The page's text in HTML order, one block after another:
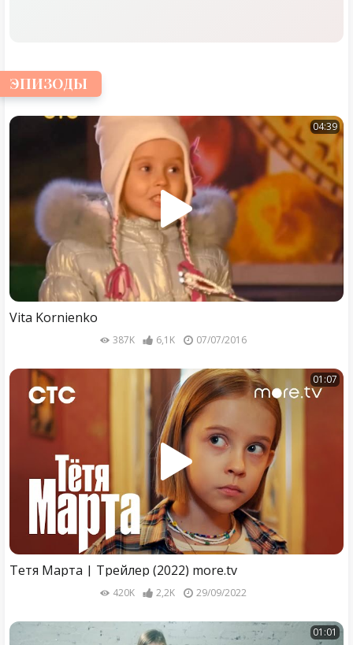
ЭПИЗОДЫ
04:39
Vita Kornienko
387K 6,1K 07/07/2016
01:07
Тетя Марта | Трейлер (2022) more.tv
420K 2,2K 29/09/2022
01:01